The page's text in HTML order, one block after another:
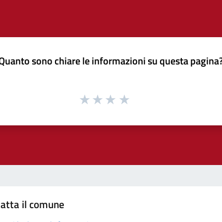
sono chiare le informazioni su questa
il comune